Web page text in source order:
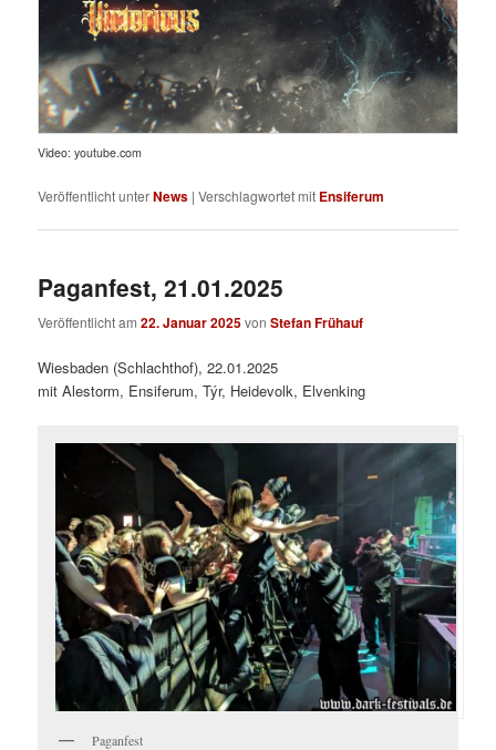
Video: youtube.com
Veröffentlicht unterNews |Verschlagwortet mit Ensiferum
Paganfest, 21.01.2025
Veröffentlicht am22. Januar 2025vonStefan Frühauf
Wiesbaden (Schlachthof), 22.01.2025
mit Alestorm, Ensiferum, Týr, Heidevolk, Elvenking
Paganfest